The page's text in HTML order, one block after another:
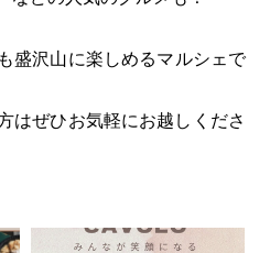
盛沢山に楽しめるマルシェで
はぜひお気軽にお越しくださ